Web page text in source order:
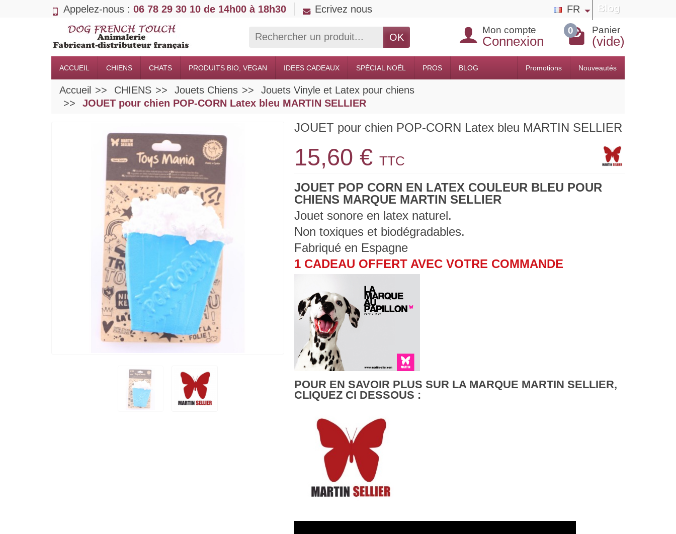
Appelez-nous : 06 78 29 30 10 de 14h00 à 18h30 Ecrivez nous FR Blog
OK
Mon compte
Connexion
0 Panier
(vide)
ACCUEIL CHIENS CHATS PRODUITS BIO, VEGAN IDEES CADEAUX SPÉCIAL NOËL PROS BLOG Promotions Nouveautés
Accueil CHIENS Jouets Chiens
Jouets Vinyle et Latex pour chiens
JOUET pour chien POP-CORN Latex bleu MARTIN SELLIER
JOUET pour chien POP-CORN Latex bleu MARTIN SELLIER
15,60 €TTC
JOUET POP CORN EN LATEX COULEUR BLEU POUR
CHIENS MARQUE MARTIN SELLIER
Jouet sonore en latex naturel.
Non toxiques et biodégradables.
Fabriqué en Espagne
1 CADEAU OFFERT AVEC VOTRE COMMANDE
POUR EN SAVOIR PLUS SUR LA MARQUE MARTIN SELLIER,
CLIQUEZ CI DESSOUS :